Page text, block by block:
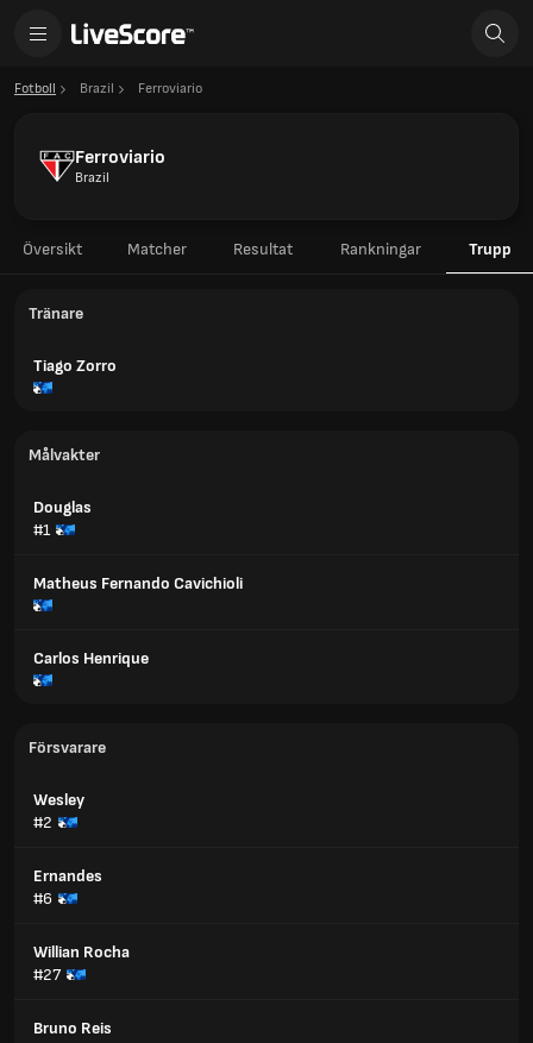
Fotboll Brazil Ferroviario
Ferroviario
Brazil
Översikt Matcher Resultat Rankningar Trupp
Tränare
Tiago Zorro
Målvakter
Douglas
#1
Matheus Fernando Cavichioli
Carlos Henrique
Försvarare
Wesley
#2
Ernandes
#6
Willian Rocha
#27
Bruno Reis